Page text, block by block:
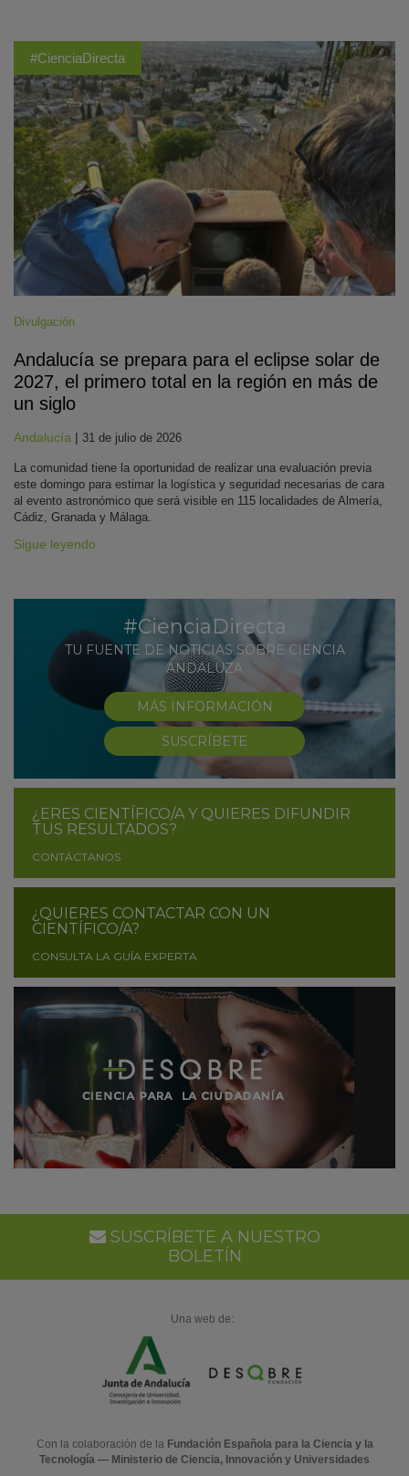
#CienciaDirecta
Divulgación
Andalucía se prepara para el eclipse solar de
2027, el primero total en la región en más de
un siglo
Andalucía | 31 de julio de 2026
La comunidad tiene la oportunidad de realizar una evaluación previa
este domingo para estimar la logística y seguridad necesarias de cara
al evento astronómico que será visible en 115 localidades de Almería,
Cádiz, Granada y Málaga.
Sigue leyendo
#CienciaDirecta
TU FUENTE DE NOTICIAS SOBRE CIENCIA
ANDALUZA
MÁS INFORMACIÓN
SUSCRÍBETE
¿ERES CIENTÍFICO/A Y QUIERES DIFUNDIR
TUS RESULTADOS?
CONTÁCTANOS
¿QUIERES CONTACTAR CON UN
CIENTÍFICO/A?
CONSULTA LA GUÍA EXPERTA
SUSCRÍBETE A NUESTRO
BOLETÍN
Una web de:
Con la colaboración de la Fundación Española para la Ciencia y la
Tecnología — Ministerio de Ciencia, Innovación y Universidades